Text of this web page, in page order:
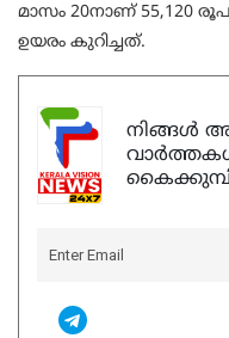
മാസം 20നാണ് 55,120
ഉയരം കുറിച്ചത്.
നിങ്ങൾ